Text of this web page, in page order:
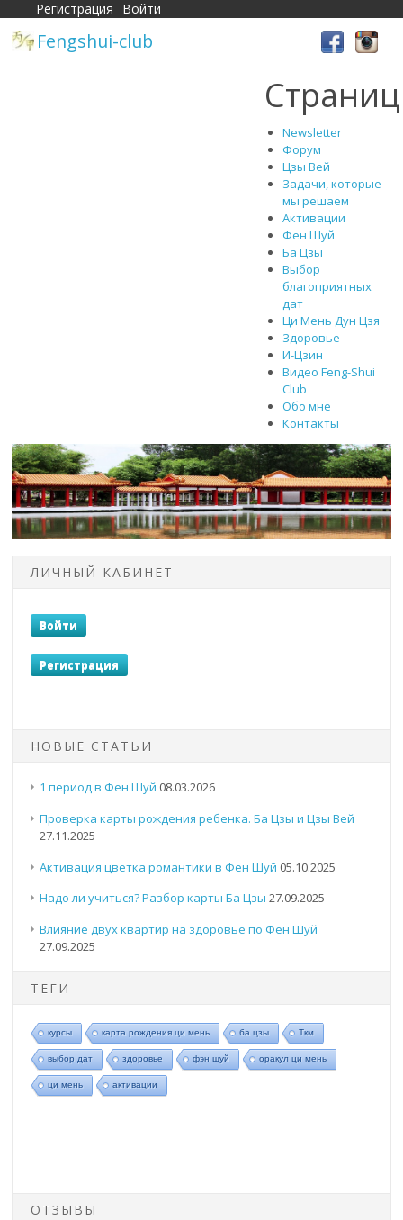
Fengshui-club
Newsletter
Форум
Цзы Вей
Задачи, которые
мы решаем
Активации
Фен Шуй
Ба Цзы
Выбор
благоприятных
дат
Ци Мень Дун Цзя
Здоровье
И-Цзин
Видео Feng-Shui
Club
Обо мне
Контакты
ЛИЧНЫЙ КАБИНЕТ
НОВЫЕ СТАТЬИ
1 период в Фен Шуй 08.03.2026
Проверка карты рождения ребенка. Ба Цзы и Цзы Вей
27.11.2025
Активация цветка романтики в Фен Шуй 05.10.2025
Надо ли учиться? Разбор карты Ба Цзы 27.09.2025
Влияние двух квартир на здоровье по Фен Шуй
27.09.2025
ТЕГИ
курсы карта рождения ци мень ба цзы Ткм
выбор дат здоровье фэн шуй оракул ци мень
ци мень активации
ОТЗЫВЫ
Регистрация Войти